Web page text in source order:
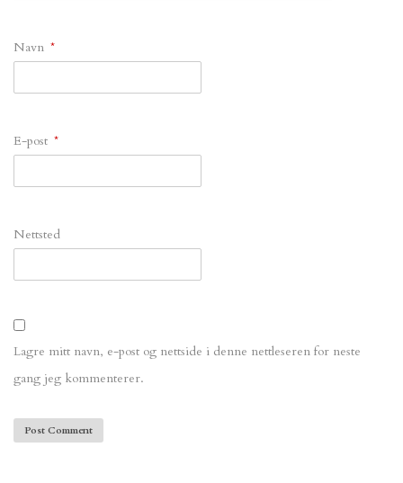
Navn *
E-post *
Nettsted
Lagre mitt navn, e-post og nettside i denne nettleseren for neste
gang jeg kommenterer.